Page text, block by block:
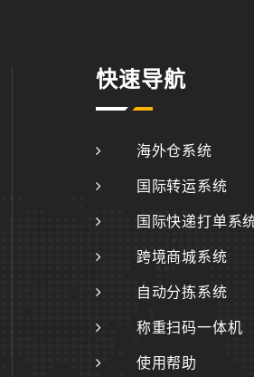
快速导航
海外仓系统
国际转运系统
国际快递打单系
跨境商城系统
自动分拣系统
称重扫码一体机
使用帮助